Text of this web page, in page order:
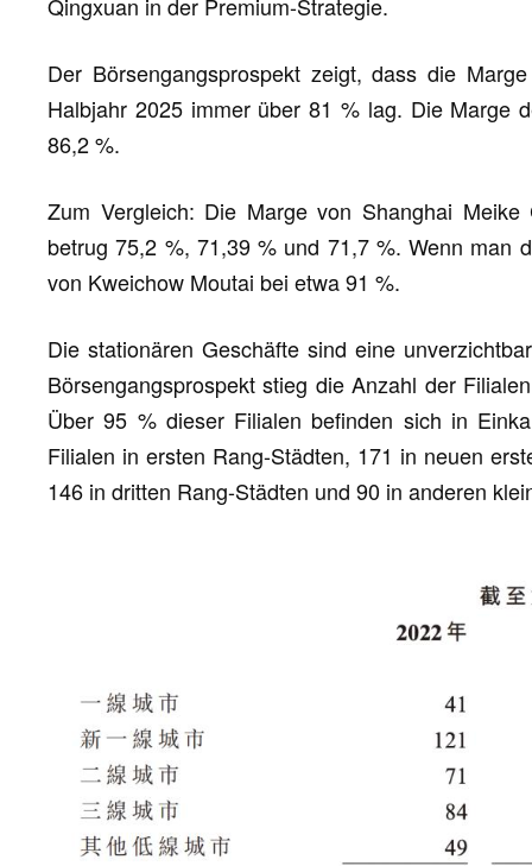
Der Börsengangsprospekt zeigt, dass die
Halbjahr 2025 immer über 81 % lag. Die Marge
86,2 %.
Zum Vergleich: Die Marge von Shanghai
betrug 75,2 %, 71,39 % und 71,7 %. Wenn man
von Kweichow Moutai bei etwa 91 %.
Die stationären Geschäfte sind eine
Börsengangsprospekt stieg die Anzahl der
Über 95 % dieser Filialen befinden sich in
Filialen in ersten Rang-Städten, 171 in neuen
146 in dritten Rang-Städten und 90 in anderen